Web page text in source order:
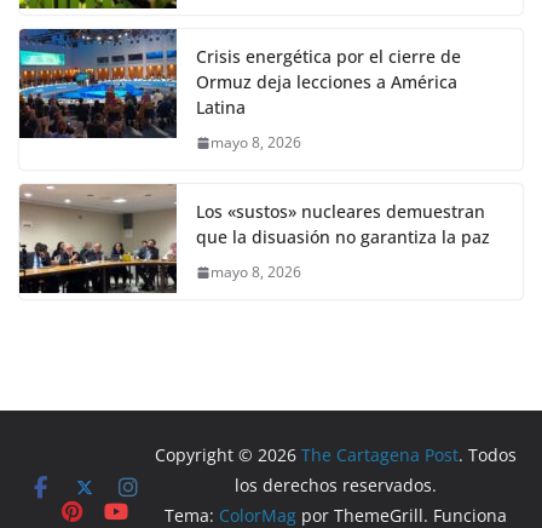
Crisis energética por el cierre de
Ormuz deja lecciones a América
Latina
mayo 8, 2026
Los «sustos» nucleares demuestran
que la disuasión no garantiza la paz
mayo 8, 2026
Copyright © 2026The Cartagena Post. Todos
los derechos reservados.
Tema: ColorMag por ThemeGrill. Funciona